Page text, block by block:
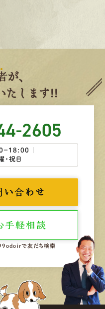
が、
たします!!
2605
｜
祝日
い合わせ
手軽相談
で友だち検索